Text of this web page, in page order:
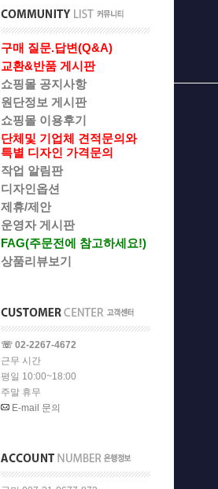
구매 질문.답변(Q&A)
교환&반품 게시판
쇼핑몰 공지사항
원단정보 게시판
쇼핑몰 이용후기
단체및 기업체 견적문의와
특별 디자인 가격문의
작업 알림판
디자인옵션
제휴/제안
운영자 게시판
FAG(주문전에 참고하세요!)
상품리뷰보기
☏ 02-2267-4672
근무 시간
평일 10:00~18:00
주말 휴무
E-mail 문의